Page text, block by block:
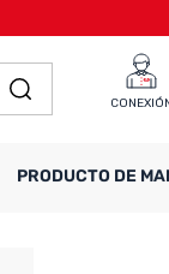
CONEXIÓN
PRODUCTO DE